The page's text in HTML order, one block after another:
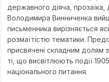
державного діяча,
Володимира Винниченка
письменника вирізняється
розмаїтістю тематики.
присвячені складним долям
ті, що висвітлюють події
національного питання.